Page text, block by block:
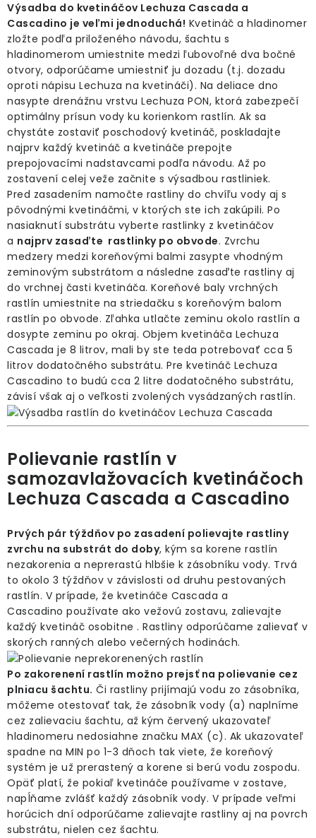
Výsadba do kvetináčov Lechuza Cascada a
Cascadino je veľmi jednoduchá! Kvetináč a hladinomer
zložte podľa priloženého návodu, šachtu s
hladinomerom umiestnite medzi ľubovoľné dva bočné
otvory, odporúčame umiestniť ju dozadu (t.j. dozadu
oproti nápisu Lechuza na kvetináči). Na deliace dno
nasypte drenážnu vrstvu Lechuza PON, ktorá zabezpečí
optimálny prísun vody ku korienkom rastlín. Ak sa
chystáte zostaviť poschodový kvetináč, poskladajte
najprv každý kvetináč a kvetináče prepojte
prepojovacími nadstavcami podľa návodu. Až po
zostavení celej veže začnite s výsadbou rastliniek.
Pred zasadením namočte rastliny do chvíľu vody aj s
pôvodnými kvetináčmi, v ktorých ste ich zakúpili. Po
nasiaknutí substrátu vyberte rastlinky z kvetináčov
a najprv zasaďte rastlinky po obvode. Zvrchu
medzery medzi koreňovými balmi zasypte vhodným
zeminovým substrátom a následne zasaďte rastliny aj
do vrchnej časti kvetináča. Koreňové baly vrchných
rastlín umiestnite na striedačku s koreňovým balom
rastlín po obvode. Zľahka utlačte zeminu okolo rastlín a
dosypte zeminu po okraj. Objem kvetináča Lechuza
Cascada je 8 litrov, mali by ste teda potrebovať cca 5
litrov dodatočného substrátu. Pre kvetináč Lechuza
Cascadino to budú cca 2 litre dodatočného substrátu,
závisí však aj o veľkosti zvolených vysádzaných rastlín.
Polievanie rastlín v
samozavlažovacích kvetináčoch
Lechuza Cascada a Cascadino
Prvých pár týždňov po zasadení polievajte rastliny
zvrchu na substrát do doby, kým sa korene rastlín
nezakorenia a neprerastú hlbšie k zásobníku vody. Trvá
to okolo 3 týždňov v závislosti od druhu pestovaných
rastlín. V prípade, že kvetináče Cascada a
Cascadino používate ako vežovú zostavu, zalievajte
každý kvetináč osobitne . Rastliny odporúčame zalievať v
skorých ranných alebo večerných hodinách.
Po zakorenení rastlín možno prejsť na polievanie cez
plniacu šachtu. Či rastliny prijímajú vodu zo zásobníka,
môžeme otestovať tak, že zásobník vody (a) naplníme
cez zalievaciu šachtu, až kým červený ukazovateľ
hladinomeru nedosiahne značku MAX (c). Ak ukazovateľ
spadne na MIN po 1-3 dňoch tak viete, že koreňový
systém je už prerastený a korene si berú vodu zospodu.
Opäť platí, že pokiaľ kvetináče používame v zostave,
napĺňame zvlášť každý zásobník vody. V prípade veľmi
horúcich dní odporúčame zalievajte rastliny aj na povrch
substrátu, nielen cez šachtu.